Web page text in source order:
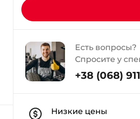
Есть вопросы?
Спросите у
+38 (068)
Низкие цены